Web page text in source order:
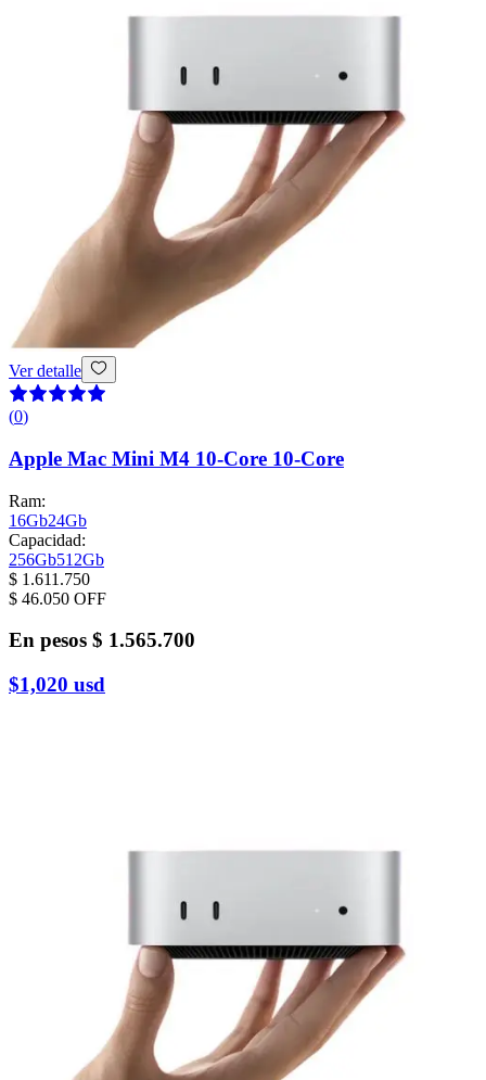
Ver detalle
(0)
Apple Mac Mini M4 10-Core 10-Core
Ram:
16Gb24Gb
Capacidad:
256Gb512Gb
$ 1.611.750
$ 46.050 OFF
En pesos $ 1.565.700
$1,020 usd